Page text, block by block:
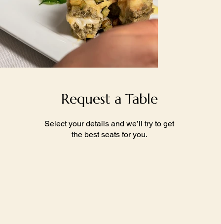
Request a Table
Select your details and we’ll try to get
the best seats for you.